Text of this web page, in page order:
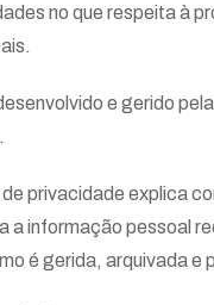
no que respeita à
e gerido
privacidade explica
a informação pessoal
é gerida, arquivada e